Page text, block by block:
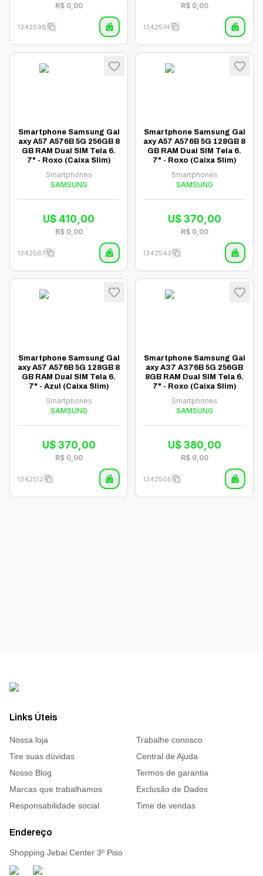
R$ 0,00
1342598
R$ 0,00
1342574
Smartphone Samsung Gal
axy A57 A576B 5G 256GB 8
GB RAM Dual SIM Tela 6.
7" - Roxo (Caixa Slim)
Smartphones
SAMSUNG
U$ 410,00
R$ 0,00
1342567
Smartphone Samsung Gal
axy A57 A576B 5G 128GB 8
GB RAM Dual SIM Tela 6.
7" - Roxo (Caixa Slim)
Smartphones
SAMSUNG
U$ 370,00
R$ 0,00
1342543
Smartphone Samsung Gal
axy A57 A576B 5G 128GB 8
GB RAM Dual SIM Tela 6.
7" - Azul (Caixa Slim)
Smartphones
SAMSUNG
U$ 370,00
R$ 0,00
1342512
Smartphone Samsung Gal
axy A37 A376B 5G 256GB
8GB RAM Dual SIM Tela 6.
7" - Roxo (Caixa Slim)
Smartphones
SAMSUNG
U$ 380,00
R$ 0,00
1342505
Links Úteis
Nossa loja
Trabalhe conosco
Tire suas dúvidas
Central de Ajuda
Nosso Blog
Termos de garantia
Marcas que trabalhamos
Exclusão de Dados
Responsabilidade social
Time de vendas
Endereço
Shopping Jebai Center 3º Piso